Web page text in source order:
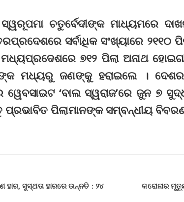
ଚତୁର୍ବେଦୀଙ୍କ ମାଧ୍ୟମରେ
ସର୍ବାଧିକ ସଂଖ୍ୟାରେ ୨୧୧୦
୭୧୨ ପିଲା ଅନାଥ
ମଧ୍ୟରୁ ଜଣଙ୍କୁ ହରାଇଲେ । ଦେଶର
‘ବାଲ ସ୍ୱରାଜ’ରେ ଜୁନ ୭
ପ୍ରଭାବିତ ପିଲାମାନଙ୍କ ସମ୍ବନ୍ଧୀୟ
ସୁସ୍ଥତା ହାରରେ ଉନ୍ନତି : ୨୪
କରୋନାର